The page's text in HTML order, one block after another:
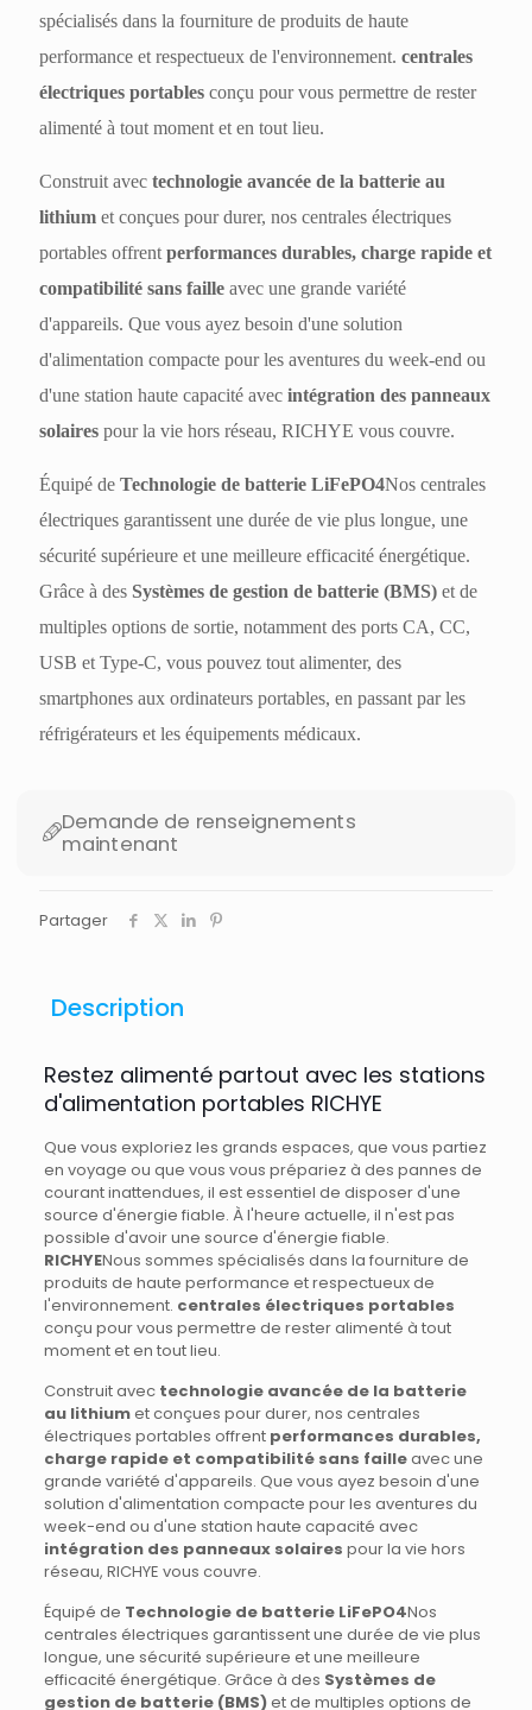
spécialisés dans la fourniture de produits de haute
performance et respectueux de l'environnement. centrales
électriques portables conçu pour vous permettre de rester
alimenté à tout moment et en tout lieu.
Construit avec technologie avancée de la batterie au
lithium et conçues pour durer, nos centrales électriques
portables offrent performances durables, charge rapide et
compatibilité sans faille avec une grande variété
d'appareils. Que vous ayez besoin d'une solution
d'alimentation compacte pour les aventures du week-end ou
d'une station haute capacité avec intégration des panneaux
solaires pour la vie hors réseau, RICHYE vous couvre.
Équipé de Technologie de batterie LiFePO4Nos centrales
électriques garantissent une durée de vie plus longue, une
sécurité supérieure et une meilleure efficacité énergétique.
Grâce à des Systèmes de gestion de batterie (BMS) et de
multiples options de sortie, notamment des ports CA, CC,
USB et Type-C, vous pouvez tout alimenter, des
smartphones aux ordinateurs portables, en passant par les
réfrigérateurs et les équipements médicaux.
Demande de renseignements
maintenant
Partager
Description
Restez alimenté partout avec les stations
d'alimentation portables RICHYE
Que vous exploriez les grands espaces, que vous partiez
en voyage ou que vous vous prépariez à des pannes de
courant inattendues, il est essentiel de disposer d'une
source d'énergie fiable. À l'heure actuelle, il n'est pas
possible d'avoir une source d'énergie fiable.
RICHYENous sommes spécialisés dans la fourniture de
produits de haute performance et respectueux de
l'environnement. centrales électriques portables
conçu pour vous permettre de rester alimenté à tout
moment et en tout lieu.
Construit avec technologie avancée de la batterie
au lithiumet conçues pour durer, nos centrales
électriques portables offrent performances durables,
charge rapide et compatibilité sans failleavec une
grande variété d'appareils. Que vous ayez besoin d'une
solution d'alimentation compacte pour les aventures du
week-end ou d'une station haute capacité avec
intégration des panneaux solaires pour la vie hors
réseau, RICHYE vous couvre.
Équipé de Technologie de batterie LiFePO4Nos
centrales électriques garantissent une durée de vie plus
longue, une sécurité supérieure et une meilleure
efficacité énergétique. Grâce à des Systèmes de
gestion de batterie (BMS)et de multiples options de